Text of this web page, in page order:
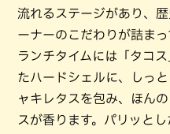
流れるステージがあり、
ーナーのこだわりが詰まっ
ランチタイムには「タコ
たハードシェルに、しっ
ャキレタスを包み、ほん
スが香ります。パリッと